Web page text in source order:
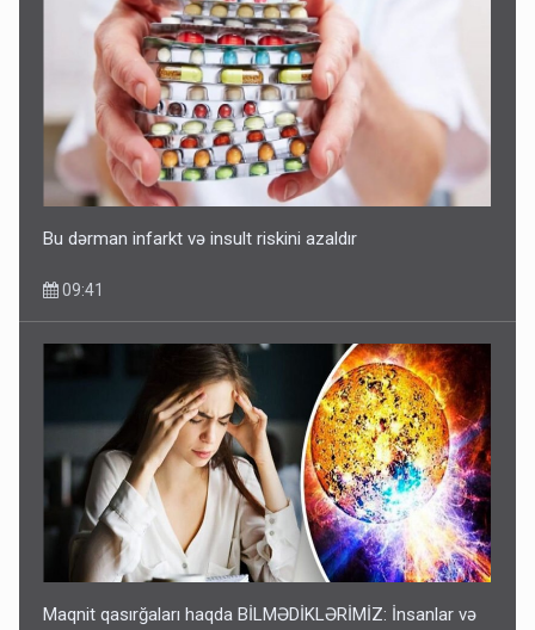
Bu dərman infarkt və insult riskini azaldır
09:41
Maqnit qasırğaları haqda BİLMƏDİKLƏRİMİZ: İnsanlar və